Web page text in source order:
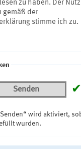
zu haben. Der
gemäß der
stimme ich zu.
Senden ✔
wird aktiviert,
wurden.